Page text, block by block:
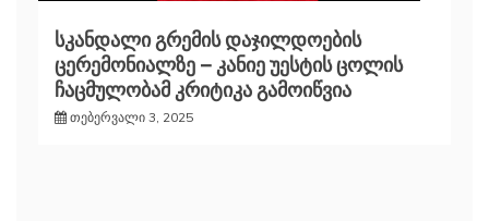
სკანდალი გრემის დაჯილდოების
ცერემონიალზე – კანიე უესტის ცოლის
ჩაცმულობამ კრიტიკა გამოიწვია
თებერვალი 3, 2025